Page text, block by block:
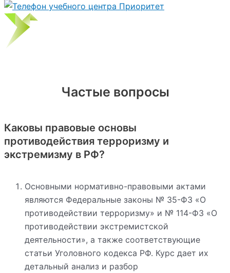
Частые вопросы
Каковы правовые основы
противодействия терроризму и
экстремизму в РФ?
Основными нормативно-правовыми актами
являются Федеральные законы № 35-ФЗ «О
противодействии терроризму» и № 114-ФЗ «О
противодействии экстремистской
деятельности», а также соответствующие
статьи Уголовного кодекса РФ. Курс дает их
детальный анализ и разбор